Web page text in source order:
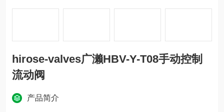
hirose-valves广濑HBV-Y-T08手动控制
流动阀
产品简介